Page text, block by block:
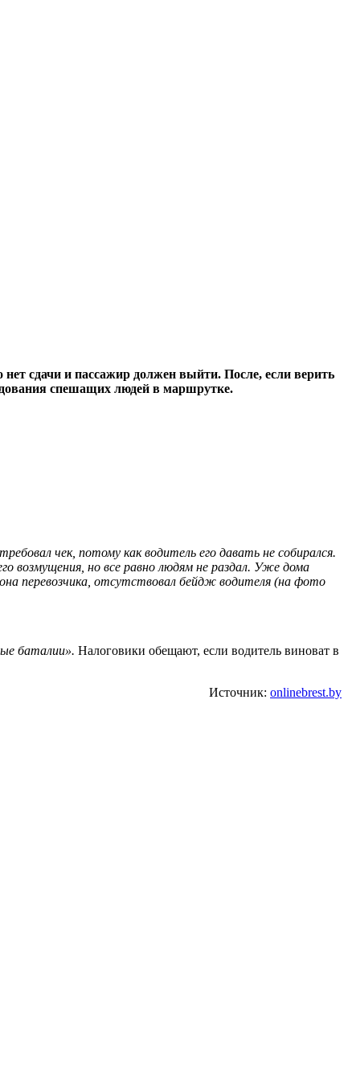
сдачи и пассажир должен выйти. После, если верить
спешащих людей в маршрутке.
чек, потому как водитель его давать не собирался.
возмущения, но все равно людям не раздал. Уже дома
перевозчика, отсутствовал бейдж водителя (на фото
баталии». Налоговики обещают, если водитель виноват в
Источник: onlinebrest.by